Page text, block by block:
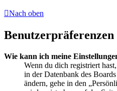
Nach oben
Wie kann ich meine
Wenn du dich registriert
in der Datenbank des
ändern, gehe in den